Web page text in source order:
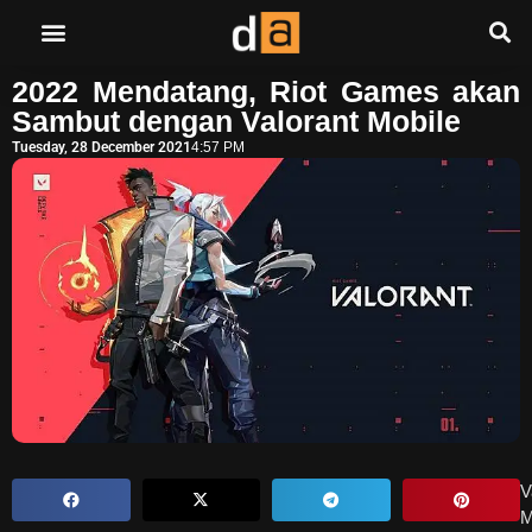
2022 Mendatang, Riot Games akan
Sambut dengan Valorant Mobile
Tuesday, 28 December 20214:57 PM